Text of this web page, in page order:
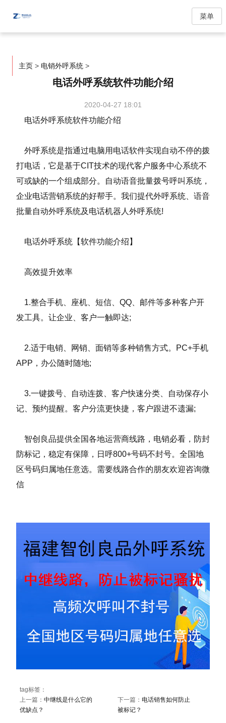
菜单
主页 > 电销外呼系统 >
电话外呼系统软件功能介绍
2020-04-27 18:01
电话外呼系统软件功能介绍
外呼系统是指通过电脑用电话软件实现自动不停的拨
打电话，它是基于CIT技术的现代客户服务中心系统不
可或缺的一个组成部分。自动语音批量拨号呼叫系统，
企业电话营销系统的好帮手。我们提代外呼系统、语音
批量自动外呼系统及电话机器人外呼系统!
电话外呼系统【软件功能介绍】
高效提升效率
1.整合手机、座机、短信、QQ、邮件等多种客户开
发工具。让企业、客户一触即达;
2.适于电销、网销、面销等多种销售方式。PC+手机
APP，办公随时随地;
3.一键拨号、自动连拨、客户快速分类、自动保存小
记、预约提醒。客户分流更快捷，客户跟进不遗漏;
智创良品提供全国各地运营商线路，电销必看，防封
防标记，稳定有保障，日呼800+号码不封号。全国地
区号码归属地任意选。需要线路合作的朋友欢迎咨询微
信
tag标签：
上一篇： 中继线是什么它的
优缺点？
下一篇： 电话销售如何防止
被标记？